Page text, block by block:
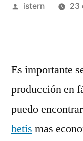
Publicado
istern 23
Es importante
producción en
puedo
betis mas